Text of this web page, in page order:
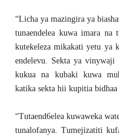
“Licha ya mazingira ya
tunaendelea kuwa imara
kutekeleza mikakati yetu ya
endelevu. Sekta ya vinywaji
kukua na kubaki kuwa
katika sekta hii kupitia
“Tutaend6elea kuwaweka
tunalofanya. Tumejizatiti